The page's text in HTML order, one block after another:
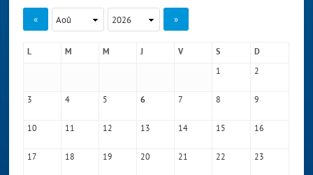
« »
L M M J V S D
1 2
3 4 5 6 7 8 9
10 11 12 13 14 15 16
17 18 19 20 21 22 23